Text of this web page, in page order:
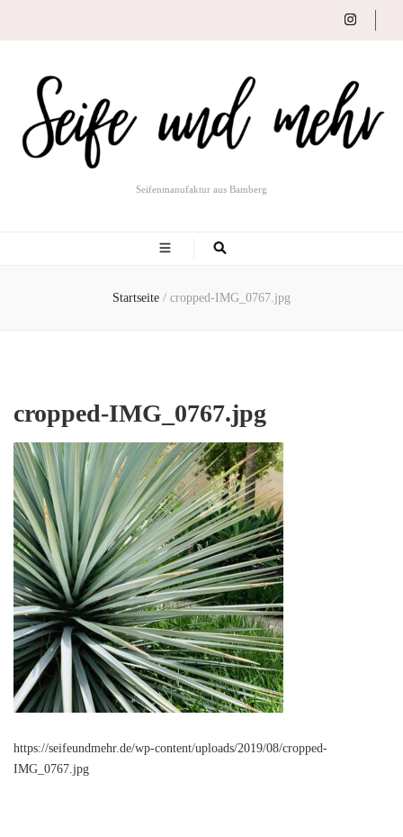
Seifenmanufaktur aus Bamberg
Startseite / cropped-IMG_0767.jpg
cropped-IMG_0767.jpg
https://seifeundmehr.de/wp-content/uploads/2019/08/cropped-
IMG_0767.jpg